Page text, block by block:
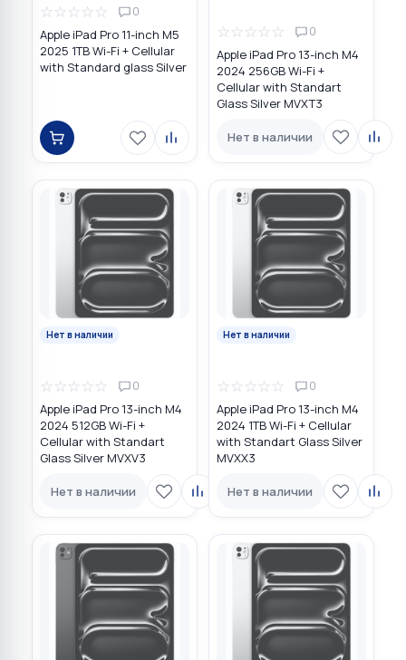
☆☆☆☆☆ 0
Apple iPad Pro 11-inch M5
2025 1TB Wi-Fi + Cellular
with Standard glass Silver
☆☆☆☆☆ 0
Apple iPad Pro 13-inch M4
2024 256GB Wi-Fi +
Cellular with Standart
Glass Silver MVXT3
Нет в наличии
Нет в наличии
☆☆☆☆☆ 0
Apple iPad Pro 13-inch M4
2024 512GB Wi-Fi +
Cellular with Standart
Glass Silver MVXV3
Нет в наличии
Нет в наличии
☆☆☆☆☆ 0
Apple iPad Pro 13-inch M4
2024 1TB Wi-Fi + Cellular
with Standart Glass Silver
MVXX3
Нет в наличии